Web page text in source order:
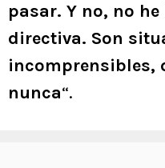
pasar. Y no, no
directiva. Son
incomprensibles,
nunca“.